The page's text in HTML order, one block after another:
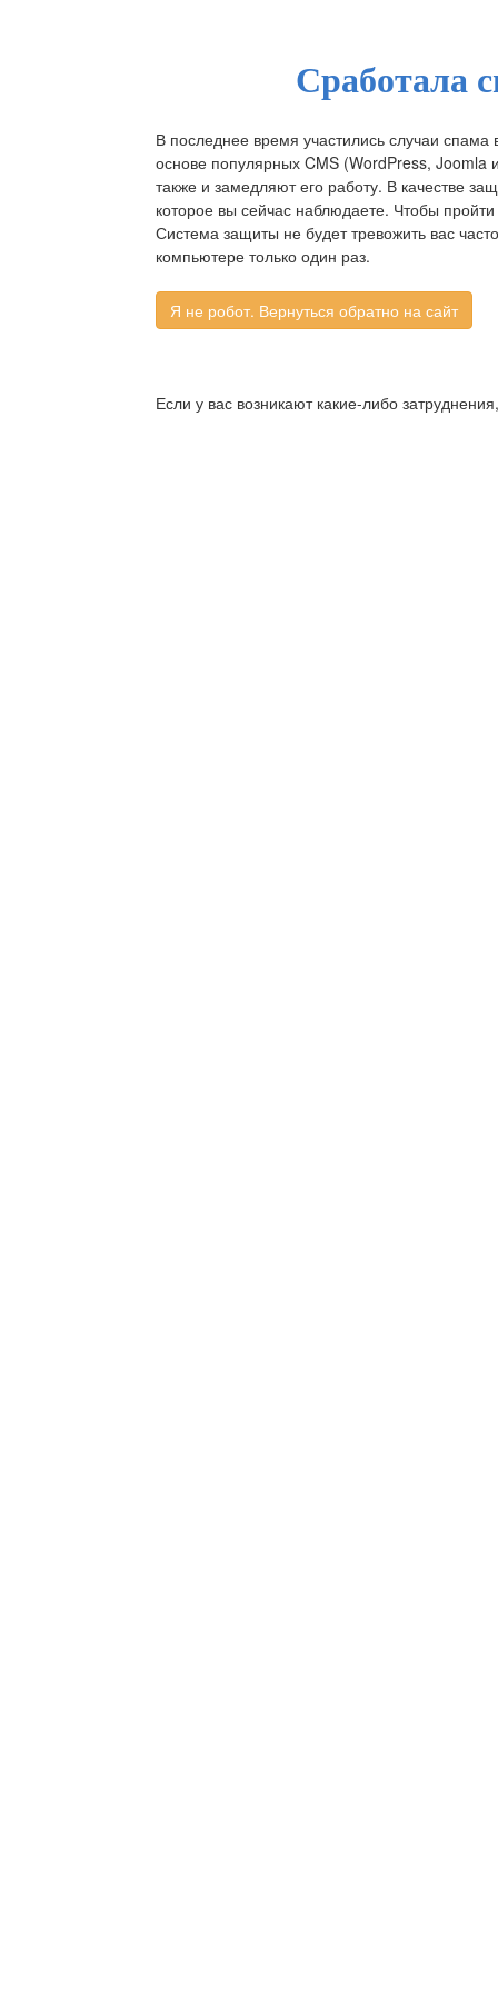
Сработала
В последнее время участились случаи
основе популярных CMS (WordPress, Joomla
также и замедляют его работу. В качестве
которое вы сейчас наблюдаете. Чтобы
Система защиты не будет тревожить вас
компьютере только один раз.
Если у вас возникают какие-либо